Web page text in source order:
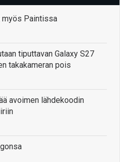
myös Paintissa
tiputtavan Galaxy S27
takakameran pois
avoimen lähdekoodin